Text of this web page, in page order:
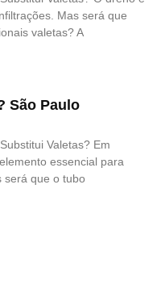
Mas será que
valetas? A
São Paulo
Valetas? Em
essencial para
será que o tubo